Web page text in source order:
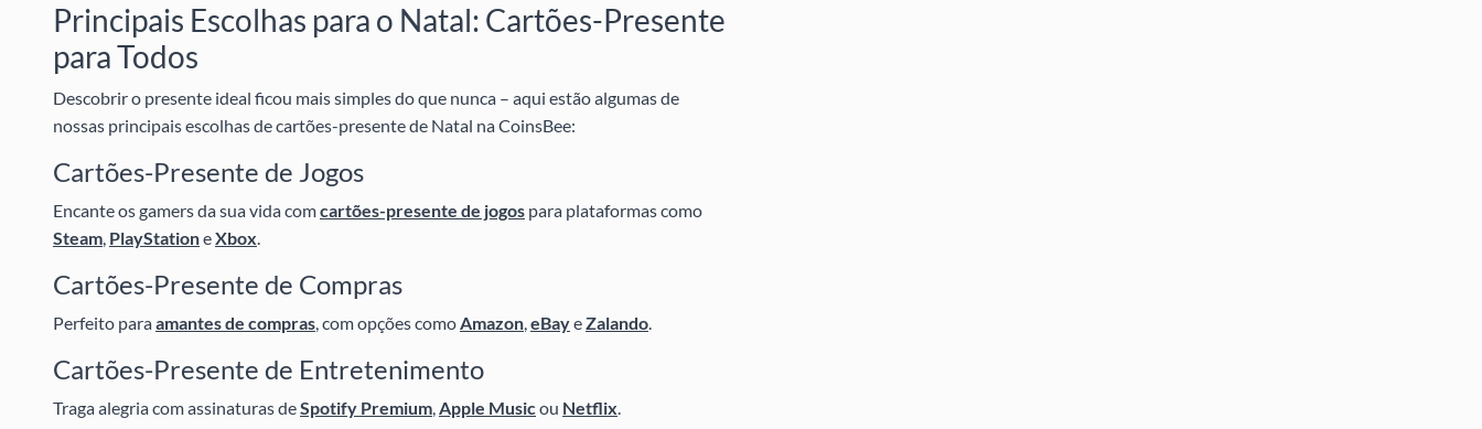
Principais Escolhas para o Natal: Cartões-Presente
para Todos
Descobrir o presente ideal ficou mais simples do que nunca – aqui estão algumas de
nossas principais escolhas de cartões-presente de Natal na CoinsBee:
Cartões-Presente de Jogos
Encante os gamers da sua vida comcartões-presente de jogos para plataformas como
Steam, PlayStationeXbox.
Cartões-Presente de Compras
Perfeito paraamantes de compras, com opções comoAmazon,eBayeZalando.
Cartões-Presente de Entretenimento
Traga alegria com assinaturas deSpotify Premium,Apple Musicou Netflix.